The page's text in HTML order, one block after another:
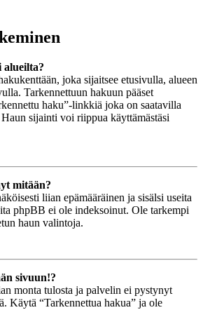
alueilta?
joka sijaitsee etusivulla, alueen
Tarkennettuun hakuun pääset
haku”-linkkiä joka on saatavilla
sijainti voi riippua käyttämästäsi
mitään?
liian epämääräinen ja sisälsi useita
phpBB ei ole indeksoinut. Ole tarkempi
haun valintoja.
sivuun!?
monta tulosta ja palvelin ei pystynyt
Käytä “Tarkennettua hakua” ja ole